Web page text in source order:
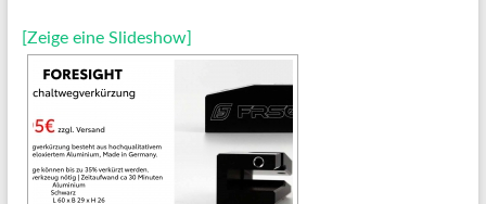
[Zeige eine Slideshow]